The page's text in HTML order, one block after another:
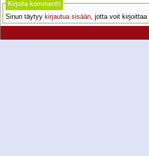
Kirjoita kommentti
Sinun täytyy kirjautua sisään, jotta voit kirjoittaa